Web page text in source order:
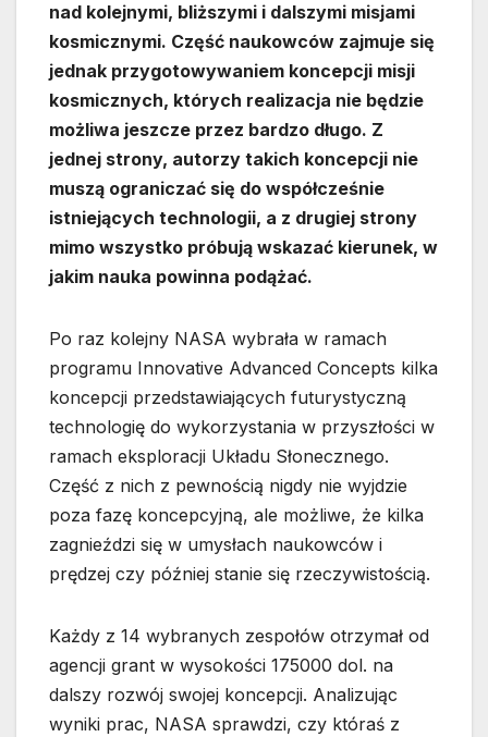
nad kolejnymi, bliższymi i dalszymi misjami
kosmicznymi. Część naukowców zajmuje się
jednak przygotowywaniem koncepcji misji
kosmicznych, których realizacja nie będzie
możliwa jeszcze przez bardzo długo. Z
jednej strony, autorzy takich koncepcji nie
muszą ograniczać się do współcześnie
istniejących technologii, a z drugiej strony
mimo wszystko próbują wskazać kierunek, w
jakim nauka powinna podążać.
Po raz kolejny NASA wybrała w ramach
programu Innovative Advanced Concepts kilka
koncepcji przedstawiających futurystyczną
technologię do wykorzystania w przyszłości w
ramach eksploracji Układu Słonecznego.
Część z nich z pewnością nigdy nie wyjdzie
poza fazę koncepcyjną, ale możliwe, że kilka
zagnieździ się w umysłach naukowców i
prędzej czy później stanie się rzeczywistością.
Każdy z 14 wybranych zespołów otrzymał od
agencji grant w wysokości 175000 dol. na
dalszy rozwój swojej koncepcji. Analizując
wyniki prac, NASA sprawdzi, czy któraś z